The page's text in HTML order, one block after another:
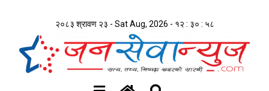
२०८३ श्रावण २३ - Sat Aug, 2026 - १२ : ३० : ५९